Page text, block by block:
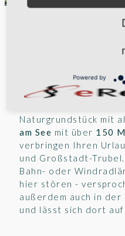
Lage mitten im
Brandenburg am
Naturgrundstück mit
am See mit über 150
verbringen Ihren
und Großstadt-
Bahn- oder
hier stören -
außerdem auch in
und lässt sich dort
Powered by